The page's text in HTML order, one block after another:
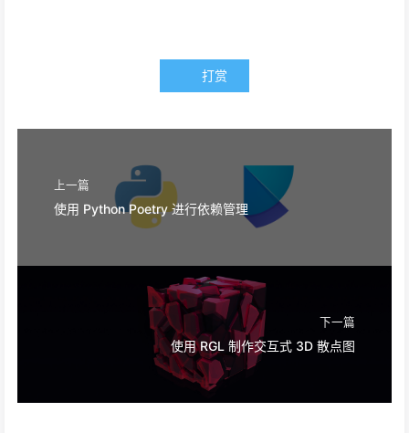
打赏
上一篇
使用 Python Poetry 进行依赖管理
下一篇
使用 RGL 制作交互式 3D 散点图